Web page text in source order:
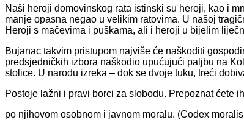
Naši heroji domovinskog rata istinski su heroji, kao i
manje opasna negao u velikim ratovima. U našoj
Heroji s mačevima i puškama, ali i heroji u bijelim
Bujanac takvim pristupom najviše će naškoditi
predsjedničkih izbora naškodio upućujući paljbu na
stolice. U narodu izreka – dok se dvoje tuku, treći
Postoje lažni i pravi borci za slobodu. Prepoznat ćete
po njihovom osobnom i javnom moralu. (Codex